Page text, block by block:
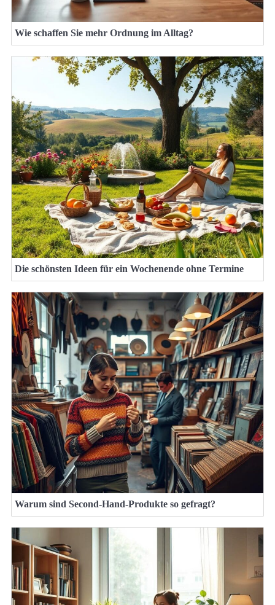
Wie schaffen Sie mehr Ordnung im Alltag?
Die schönsten Ideen für ein Wochenende ohne Termine
Warum sind Second-Hand-Produkte so gefragt?